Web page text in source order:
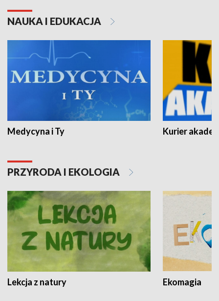
NAUKA I EDUKACJA
Medycyna i Ty Kurier
PRZYRODA I EKOLOGIA
Lekcja z natury Ekomagia